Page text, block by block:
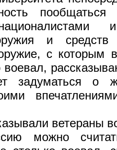
и
с которым
задуматься о
ветераны
можно